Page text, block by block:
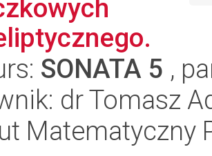
SONATA 5 ,
dr Tomasz
Matematyczny